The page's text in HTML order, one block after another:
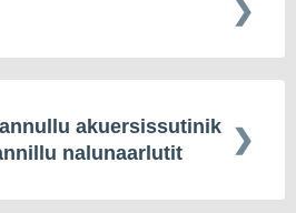
akuersissutinik
nalunaarlutit